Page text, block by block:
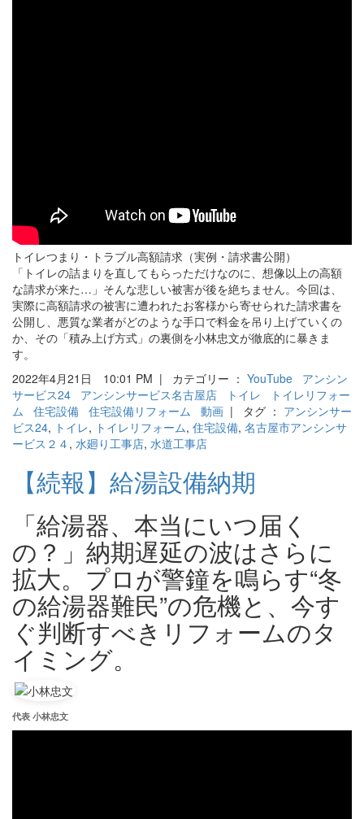
トイレつまり・トラブル高額請求（実例・請求書公開）
「トイレの詰まりを直してもらっただけなのに、想像以上の高額
な請求が来た…」そんな悲しい被害が後を絶ちません。今回は、
実際に高額請求の被害に遭われたお客様から寄せられた請求書を
公開し、悪質な業者がどのような手口で料金を吊り上げていくの
か、その「積み上げ方式」の裏側を小林忠文が徹底的に暴きま
す。
2022年4月21日 10:01 PM | カテゴリー ： YouTube
アンシン
サービス24
アンシンサービス名古屋店 トイレ
トイレリフォー
ム
住宅設備 住宅設備リフォーム 動画 | タグ ： アンシンサー
ビス24, トイレ, トイレリフォーム, 住宅設備, 名古屋市アンシンサ
ービス２４ , 水廻り工事店, 水道工事店
【続報】給湯設備納期
「給湯器、本当にいつ届く
の？」納期遅延の波はさらに
拡大。プロが警鐘を鳴らす“冬
の給湯器難民”の危機と、今す
ぐ判断すべきリフォームのタ
イミング。
代表 小林忠文